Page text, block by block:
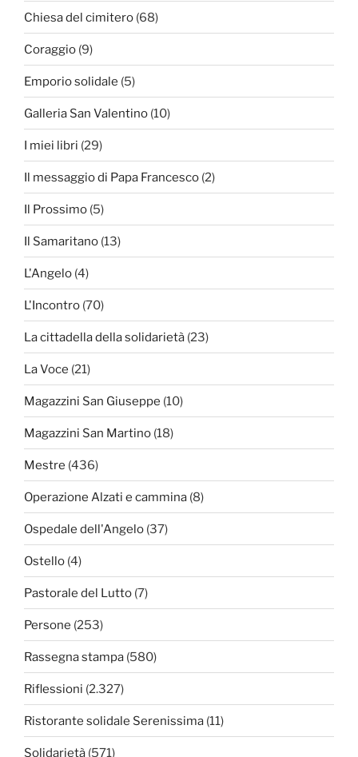
Chiesa del cimitero (68)
Coraggio (9)
Emporio solidale (5)
Galleria San Valentino (10)
I miei libri (29)
Il messaggio di Papa Francesco (2)
Il Prossimo (5)
Il Samaritano (13)
L'Angelo (4)
L'Incontro (70)
La cittadella della solidarietà (23)
La Voce (21)
Magazzini San Giuseppe (10)
Magazzini San Martino (18)
Mestre (436)
Operazione Alzati e cammina (8)
Ospedale dell'Angelo (37)
Ostello (4)
Pastorale del Lutto (7)
Persone (253)
Rassegna stampa (580)
Riflessioni (2.327)
Ristorante solidale Serenissima (11)
Solidarietà (571)